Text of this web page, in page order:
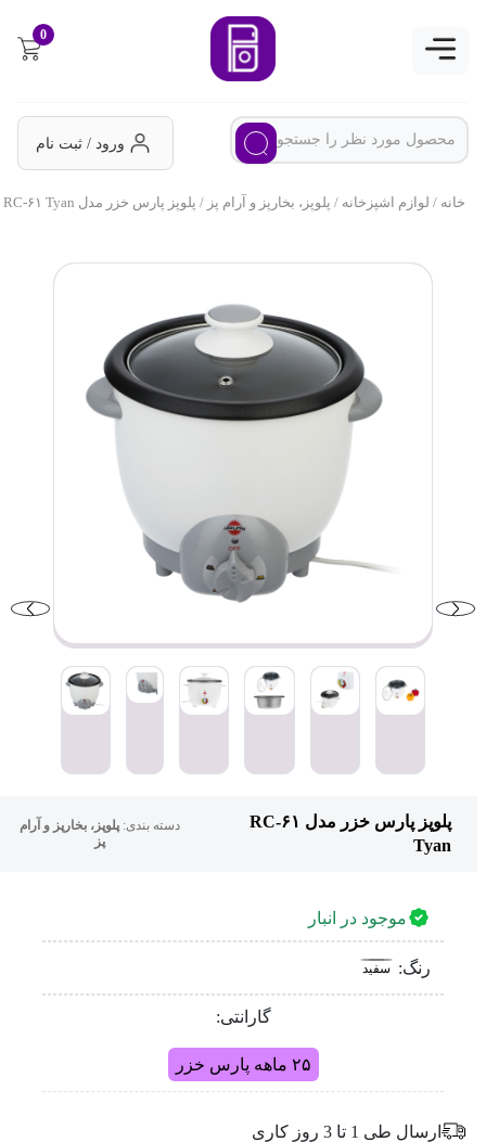
0
ورود / ثبت نام
خانه/ لوازم اشپزخانه/ پلوپز، بخارپز و آرام پز/ پلوپز پارس خزر مدل RC-۶۱ Tyan
پلوپز پارس خزر مدل RC-۶۱
Tyan
دسته بندی:پلوپز، بخارپز و آرام
پز
موجود در انبار
رنگ: سفید
گارانتی:
۲۵ ماهه پارس خزر
ارسال طی 1 تا 3 روز کاری